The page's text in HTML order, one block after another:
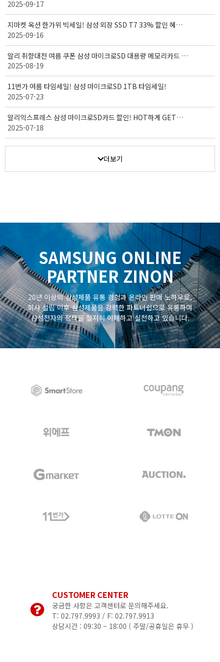
받으세요! ( 9/15 - 9/30 )
2025-09-17
지마켓 옥션 한가위 빅세일! 삼성 외장 SSD T7 33% 할인 혜택!
( 9/15 - 10/03 )
2025-09-16
알리 취향대전 여름 쿠폰 삼성 마이크로SD 대용량 메모리카드 세
일! (08.18~08.27)
2025-08-19
11번가 여름 타임세일! 삼성 마이크로SD 1TB 타임세일!
2025-07-23
알리익스프레스 삼성 마이크로SD카드 할인! HOT하게 GET하
자! (7월 14일 ~ 7월 20일)
2025-07-18
더보기
SAMSUNG ONLINE
PARTNER ZINON
20년 이상의 삼성제품 유통 경험과 온라인 판매 노하우로,
회사 설립 이후 삼성제품을 강력한 파트너쉽으로 유통하며
삼성전자의 정책을 철저히 이해하고 실천하고 있습니다.
CUSTOMER CENTER
궁금한 사항은 고객센터로 문의해주세요.
T: 02.797.9993 / F: 02.797.9913
상담시간 : 09:30 ~ 18:00 ( 주말/공휴일은 휴무 )